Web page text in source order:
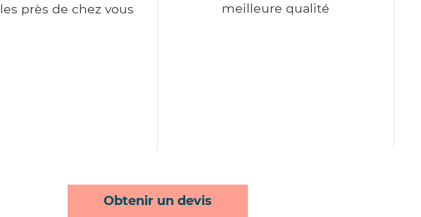
près de chez vous
meilleure qualité
Obtenir un devis